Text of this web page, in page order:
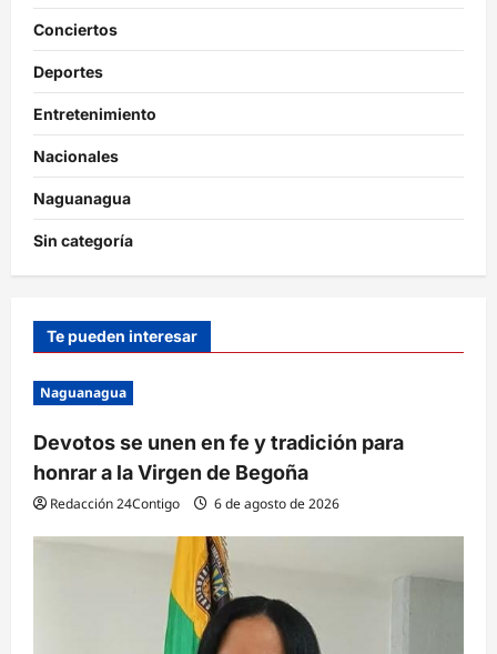
Conciertos
Deportes
Entretenimiento
Nacionales
Naguanagua
Sin categoría
Te pueden interesar
Naguanagua
Devotos se unen en fe y tradición para
honrar a la Virgen de Begoña
Redacción 24Contigo 6 de agosto de 2026